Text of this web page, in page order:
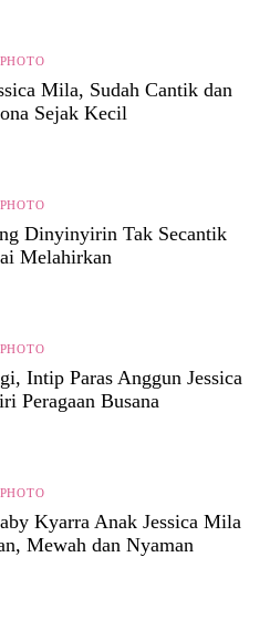
PHOTO
Mila, Sudah Cantik dan
Sejak Kecil
PHOTO
Dinyinyirin Tak Secantik
Melahirkan
PHOTO
Intip Paras Anggun Jessica
Peragaan Busana
PHOTO
Kyarra Anak Jessica Mila
Mewah dan Nyaman